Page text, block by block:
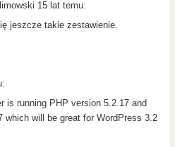
15 lat temu:
jeszcze takie zestawienie.
is running PHP version 5.2.17 and
which will be great for WordPress 3.2